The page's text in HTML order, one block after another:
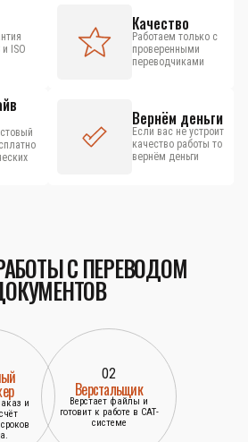
ISO
Качество
Работаем только с
проверенными
переводчиками
Вернём деньги
Если вас не устроит
качество работы то
вернём деньги
С ПЕРЕВОДОМ
и
02
Верстальщик
Верстает файлы и
готовит к работе в САТ-
системе